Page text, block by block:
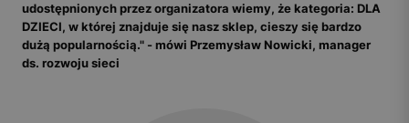
udostępnionych przez organizatora wiemy, że kategoria: DLA
DZIECI, w której znajduje się nasz sklep, cieszy się bardzo
dużą popularnością." - mówi Przemysław Nowicki, manager
ds. rozwoju sieci